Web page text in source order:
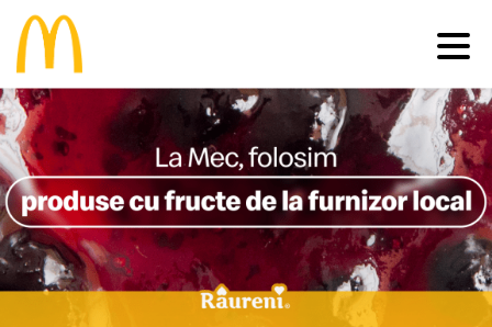
Meniu
Pui
Vită
Porc
Peşte
Deserturi
Salate
Micul Dejun
Gustări
Happy Meal®
Familie
Happy Meal®
Comunitate
Impactul economic în România
Inițiative sustenabile
Restaurante